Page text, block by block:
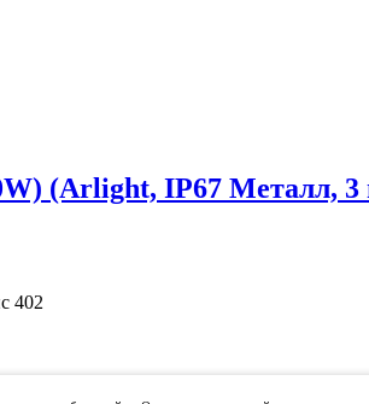
(Arlight, IP67 Металл, 3
402
уточнять цены по телефону.